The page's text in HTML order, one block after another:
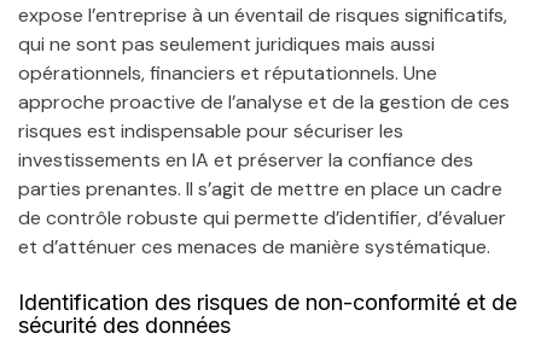
expose l’entreprise à un éventail de risques significatifs,
qui ne sont pas seulement juridiques mais aussi
opérationnels, financiers et réputationnels. Une
approche proactive de l’analyse et de la gestion de ces
risques est indispensable pour sécuriser les
investissements en IA et préserver la confiance des
parties prenantes. Il s’agit de mettre en place un cadre
de contrôle robuste qui permette d’identifier, d’évaluer
et d’atténuer ces menaces de manière systématique.
Identification des risques de non-conformité et de
sécurité des données